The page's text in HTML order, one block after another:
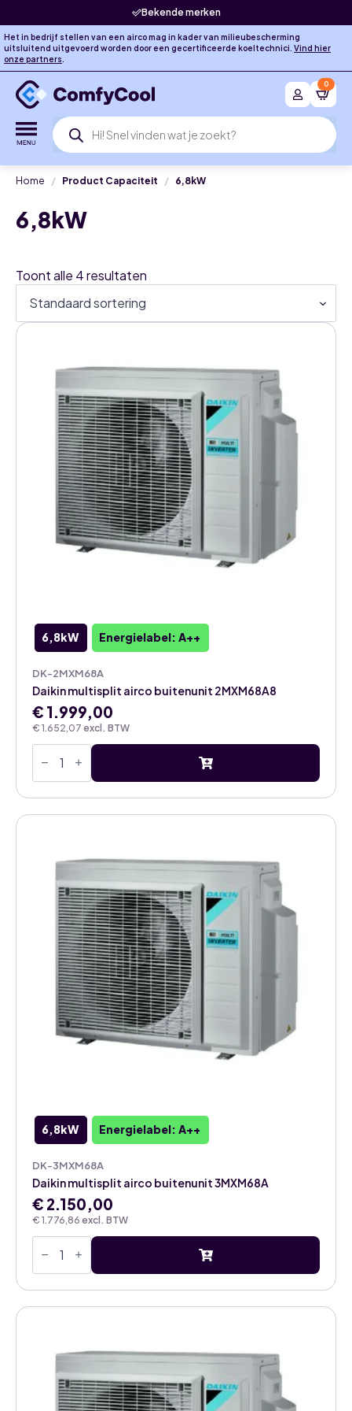
Bekende merken
Het in bedrijf stellen van een airco mag in kader van milieubescherming
uitsluitend uitgevoerd worden door een gecertificeerde koeltechnici. Vind hier
onze partners.
Producten
zoeken
0
Home Product Capaciteit 6,8kW
6,8kW
Toont alle 4 resultaten
6,8kW Energielabel: A++
DK-2MXM68A
€ 1.652,07 excl. BTW
Daikin multisplit airco buitenunit 2MXM68A8
€ 1.999,00
Daikin
multisplit
buitenunit
2MXM68A8
aantal
6,8kW Energielabel: A++
DK-3MXM68A
€ 1.776,86 excl. BTW
Daikin multisplit airco buitenunit 3MXM68A
€ 2.150,00
Daikin
multisplit
buitenunit
3MXM68A
aantal